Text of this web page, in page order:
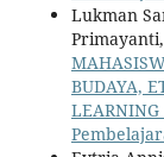
Lukman
Primayanti,
BUDAYA,